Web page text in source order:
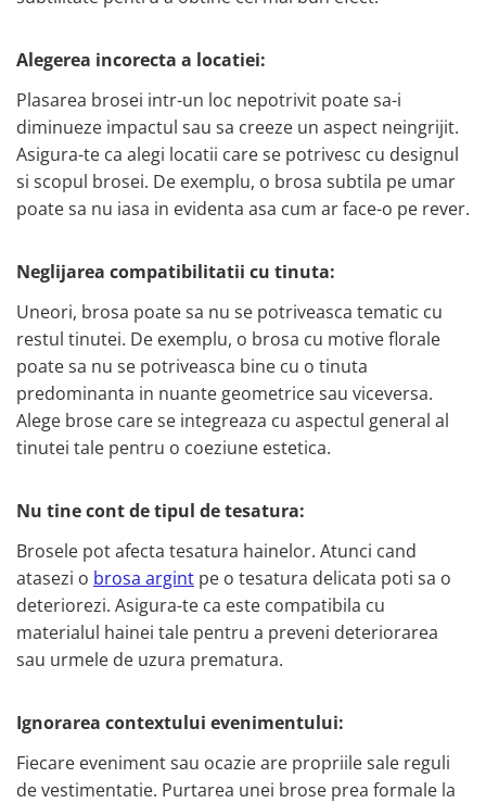
Alegerea incorecta a locatiei:
Plasarea brosei intr-un loc nepotrivit poate sa-i
diminueze impactul sau sa creeze un aspect neingrijit.
Asigura-te ca alegi locatii care se potrivesc cu designul
si scopul brosei. De exemplu, o brosa subtila pe umar
poate sa nu iasa in evidenta asa cum ar face-o pe rever.
Neglijarea compatibilitatii cu tinuta:
Uneori, brosa poate sa nu se potriveasca tematic cu
restul tinutei. De exemplu, o brosa cu motive florale
poate sa nu se potriveasca bine cu o tinuta
predominanta in nuante geometrice sau viceversa.
Alege brose care se integreaza cu aspectul general al
tinutei tale pentru o coeziune estetica.
Nu tine cont de tipul de tesatura:
Brosele pot afecta tesatura hainelor. Atunci cand
atasezi o brosa argint pe o tesatura delicata poti sa o
deteriorezi. Asigura-te ca este compatibila cu
materialul hainei tale pentru a preveni deteriorarea
sau urmele de uzura prematura.
Ignorarea contextului evenimentului:
Fiecare eveniment sau ocazie are propriile sale reguli
de vestimentatie. Purtarea unei brose prea formale la